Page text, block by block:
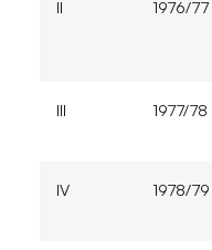
II 1976/77
III 1977/78
IV 1978/79